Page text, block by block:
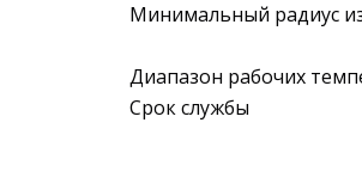
Минимальный радиус
Диапазон рабочих
Срок службы